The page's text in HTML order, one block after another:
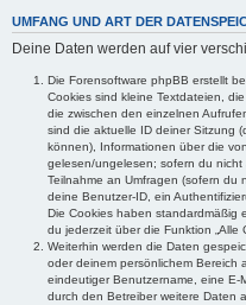
UMFANG UND ART DER
Deine Daten werden auf vier
Die Forensoftware phpBB erstellt
Cookies sind kleine Textdateien,
die zwischen den einzelnen
sind die aktuelle ID deiner Sitzung
können), Informationen über die
gelesen/ungelesen; sofern du
Teilnahme an Umfragen (sofern du
deine Benutzer-ID, ein
Die Cookies haben standardmäßig
du jederzeit über die Funktion „Alle
Weiterhin werden die Daten
oder deinem persönlichem Bereich
eindeutiger Benutzername, eine E-
durch den Betreiber weitere Daten